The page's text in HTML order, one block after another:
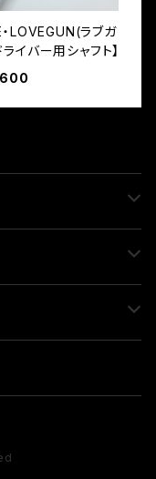
LOVEGUN(ラブガ
ライバー用シャフト】